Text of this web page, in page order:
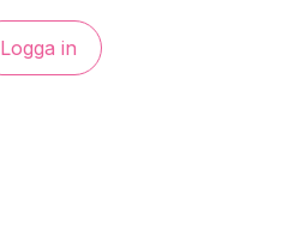
Logga in